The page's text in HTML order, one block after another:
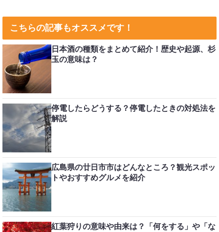
こちらの記事もオススメです！
日本酒の種類をまとめて紹介！歴史や起源、杉
玉の意味は？
停電したらどうする？停電したときの対処法を
解説
広島県の廿日市市はどんなところ？観光スポッ
トやおすすめグルメを紹介
紅葉狩りの意味や由来は？「何をする」や「な